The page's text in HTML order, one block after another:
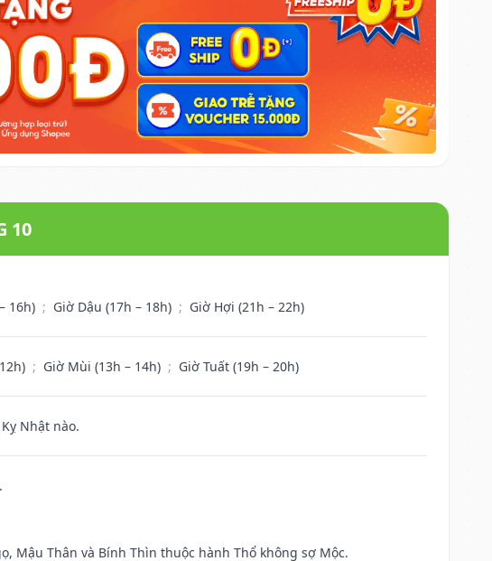
10
16h) ; Giờ Dậu (17h – 18h) ; Giờ Hợi (21h – 22h)
; Giờ Mùi (13h – 14h) ; Giờ Tuất (19h – 20h)
Nhật nào.
Mậu Thân và Bính Thìn thuộc hành Thổ không sợ Mộc.